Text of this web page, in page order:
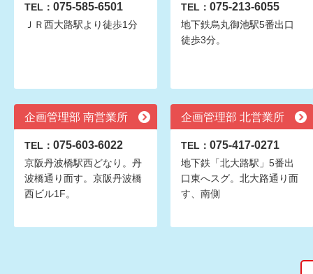
TEL： 075-585-6501
ＪＲ西大路駅より徒歩1分
TEL： 075-213-6055
地下鉄烏丸御池駅5番出口
徒歩3分。
企画管理部 南営業所
TEL： 075-603-6022
京阪丹波橋駅西どなり。丹
波橋通り面す。京阪丹波橋
西ビル1F。
企画管理部 北営業所
TEL： 075-417-0271
地下鉄「北大路駅」5番出
口東へスグ。北大路通り面
す、南側